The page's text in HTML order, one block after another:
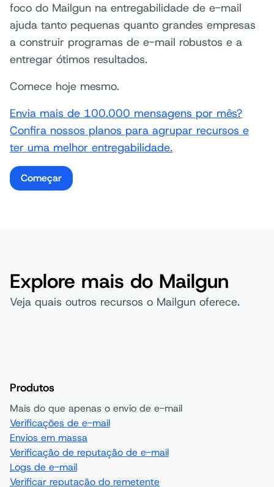
foco do Mailgun na entregabilidade de e-mail
ajuda tanto pequenas quanto grandes empresas
a construir programas de e-mail robustos e a
entregar ótimos resultados.
Comece hoje mesmo.
Envia mais de 100.000 mensagens por mês?
Confira nossos planos para agrupar recursos e
ter uma melhor entregabilidade.
Começar
Explore mais do Mailgun
Veja quais outros recursos o Mailgun oferece.
Produtos
Mais do que apenas o envio de e-mail
Verificações de e-mail
Envios em massa
Verificação de reputação de e-mail
Logs de e-mail
Verificar reputação do remetente